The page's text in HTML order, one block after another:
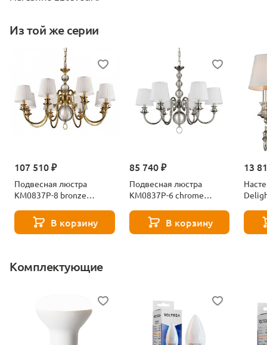
Из той же серии
107 510 ₽
Подвесная люстра
KM0837P-8 bronze
В корзину
85 740 ₽
Подвесная люстра
KM0837P-6 chrome
В корзину
13
Комплектующие